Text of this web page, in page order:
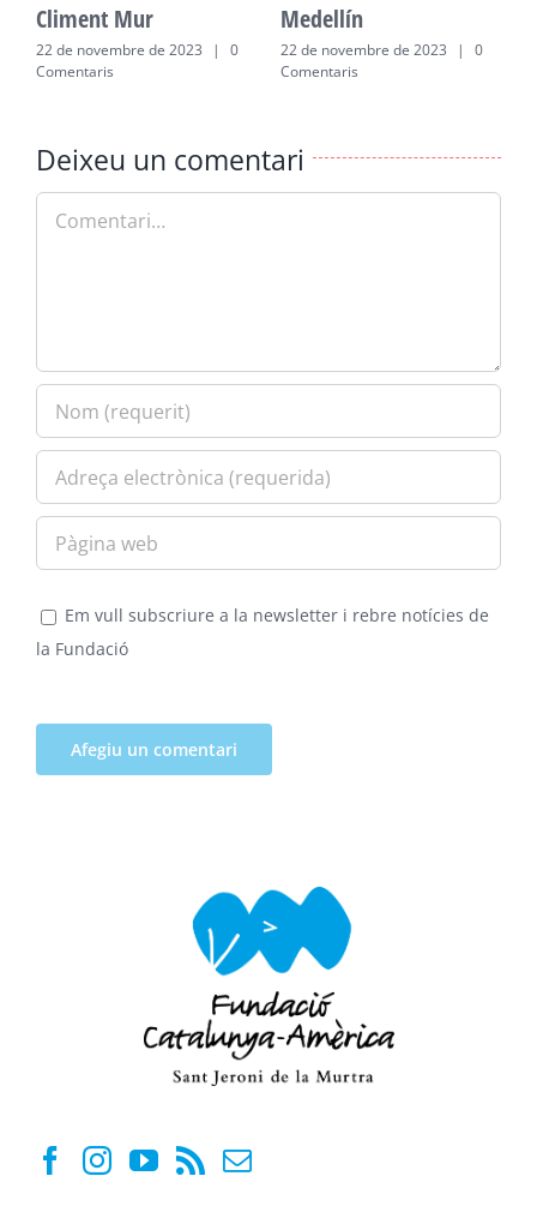
Climent Mur
22 de novembre de 2023 |
0
Comentaris
Medellín
22 de novembre de 2023 |
0
Comentaris
Deixeu un comentari
Em vull subscriure a la newsletter i rebre notícies de
la Fundació